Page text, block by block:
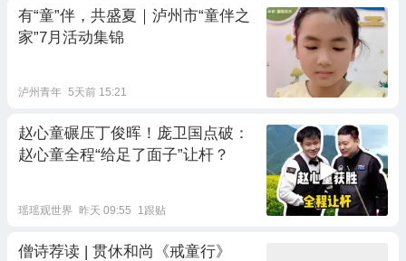
有“童”伴，共盛夏｜泸州市“童伴之
家”7月活动集锦
泸州青年 5天前 15:21
赵心童碾压丁俊晖！庞卫国点破：
赵心童全程“给足了面子”让杆？
瑶瑶观世界 昨天 09:55 1跟贴
僧诗荐读 | 贯休和尚《戒童行》